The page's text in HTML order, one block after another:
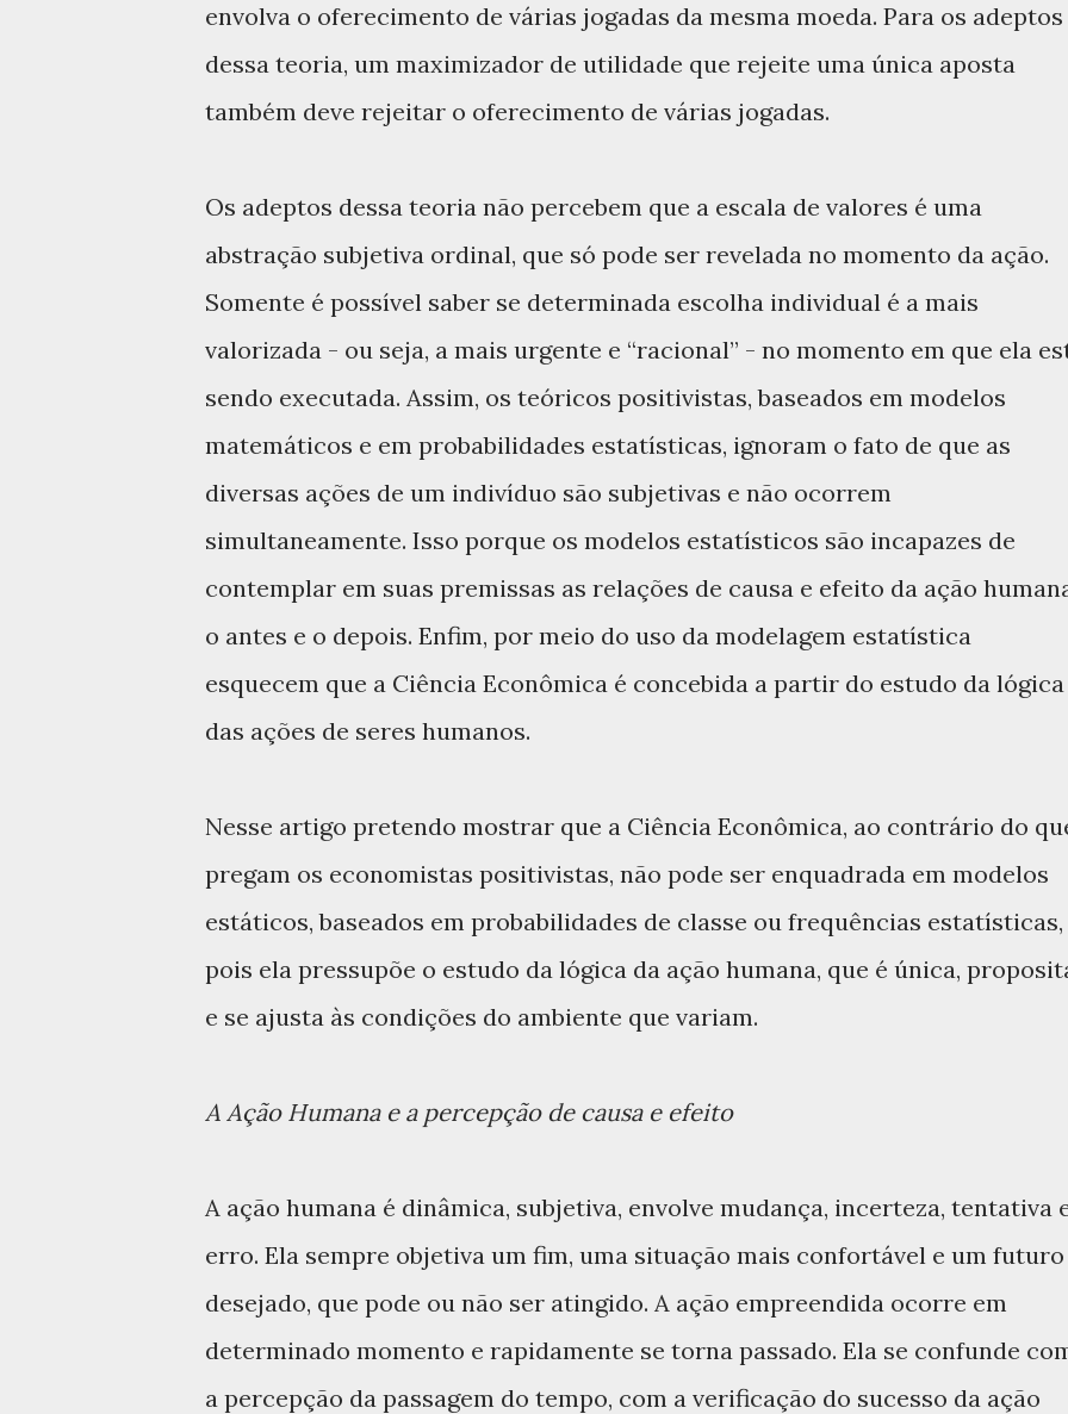
envolva o oferecimento de várias jogadas da mesma moeda. Para os adeptos
dessa teoria, um maximizador de utilidade que rejeite uma única aposta
também deve rejeitar o oferecimento de várias jogadas.
Os adeptos dessa teoria não percebem que a escala de valores é uma
abstração subjetiva ordinal, que só pode ser revelada no momento da ação.
Somente é possível saber se determinada escolha individual é a mais
valorizada - ou seja, a mais urgente e “racional” - no momento em que ela
sendo executada. Assim, os teóricos positivistas, baseados em modelos
matemáticos e em probabilidades estatísticas, ignoram o fato de que as
diversas ações de um indivíduo são subjetivas e não ocorrem
simultaneamente. Isso porque os modelos estatísticos são incapazes de
contemplar em suas premissas as relações de causa e efeito da ação
o antes e o depois. Enfim, por meio do uso da modelagem estatística
esquecem que a Ciência Econômica é concebida a partir do estudo da lógica
das ações de seres humanos.
Nesse artigo pretendo mostrar que a Ciência Econômica, ao contrário do
pregam os economistas positivistas, não pode ser enquadrada em modelos
estáticos, baseados em probabilidades de classe ou frequências estatísticas,
pois ela pressupõe o estudo da lógica da ação humana, que é única,
e se ajusta às condições do ambiente que variam.
A Ação Humana e a percepção de causa e efeito
A ação humana é dinâmica, subjetiva, envolve mudança, incerteza, tentativa
erro. Ela sempre objetiva um fim, uma situação mais confortável e um futuro
desejado, que pode ou não ser atingido. A ação empreendida ocorre em
determinado momento e rapidamente se torna passado. Ela se confunde
a percepção da passagem do tempo, com a verificação do sucesso da ação